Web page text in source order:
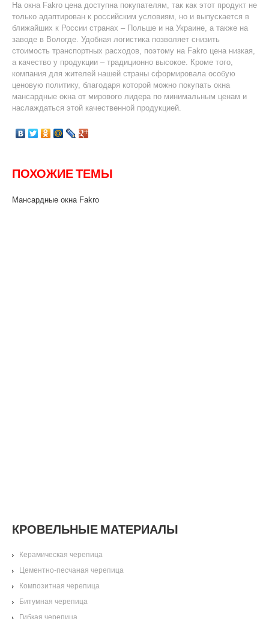
На окна Fakro цена доступна покупателям, так как этот продукт не
только адаптирован к российским условиям, но и выпускается в
ближайших к России странах – Польше и на Украине, а также на
заводе в Вологде. Удобная логистика позволяет снизить
стоимость транспортных расходов, поэтому на Fakro цена низкая,
а качество у продукции – традиционно высокое. Кроме того,
компания для жителей нашей страны сформировала особую
ценовую политику, благодаря которой можно покупать окна
мансардные окна от мирового лидера по минимальным ценам и
наслаждаться этой качественной продукцией.
ПОХОЖИЕ ТЕМЫ
Мансардные окна Fakro
КРОВЕЛЬНЫЕ МАТЕРИАЛЫ
Керамическая черепица
Цементно-песчаная черепица
Композитная черепица
Битумная черепица
Гибкая черепица